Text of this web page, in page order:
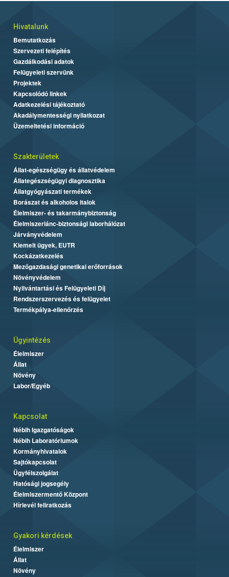
Hivatalunk
Bemutatkozás
Szervezeti felépítés
Gazdálkodási adatok
Felügyeleti szervünk
Projektek
Kapcsolódó linkek
Adatkezelési tájékoztató
Akadálymentességi nyilatkozat
Üzemeltetési információ
Szakterületek
Állat-egészségügy és állatvédelem
Állategészségügyi diagnosztika
Állatgyógyászati termékek
Borászat és alkoholos italok
Élelmiszer- és takarmánybiztonság
Élelmiszerlánc-biztonsági laborhálózat
Járványvédelem
Kiemelt ügyek, EUTR
Kockázatkezelés
Mezőgazdasági genetikai erőforrások
Növényvédelem
Nyilvántartási és Felügyeleti Díj
Rendszerszervezés és felügyelet
Termékpálya-ellenőrzés
Ügyintézés
Élelmiszer
Állat
Növény
Labor/Egyéb
Kapcsolat
Nébih Igazgatóságok
Nébih Laboratóriumok
Kormányhivatalok
Sajtókapcsolat
Ügyfélszolgálat
Hatósági jogsegély
Élelmiszermentő Központ
Hírlevél feliratkozás
Gyakori kérdések
Élelmiszer
Állat
Növény